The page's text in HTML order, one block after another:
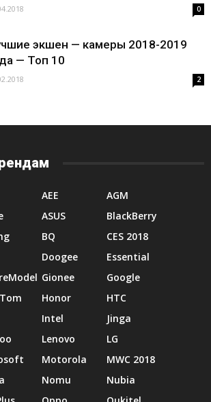
0
экшен — камеры 2018-2019
— Топ 10
2
AEE
AGM
ASUS
BlackBerry
BQ
CES 2018
Doogee
Essential
Gionee
Google
Honor
HTC
Intel
Jinga
Lenovo
LG
Motorola
MWC 2018
Nomu
Nubia